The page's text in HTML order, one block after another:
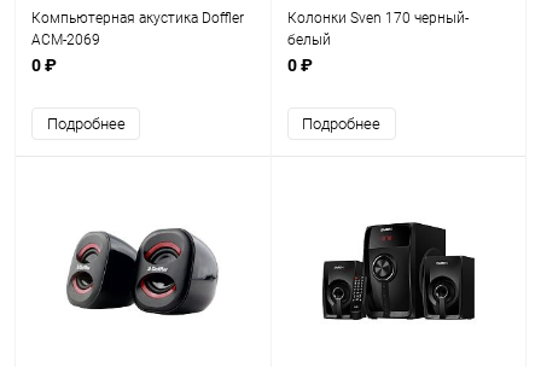
Компьютерная акустика Doffler
ACM-2069
0 ₽
Подробнее
Колонки Sven 170 черный-
белый
0 ₽
Подробнее